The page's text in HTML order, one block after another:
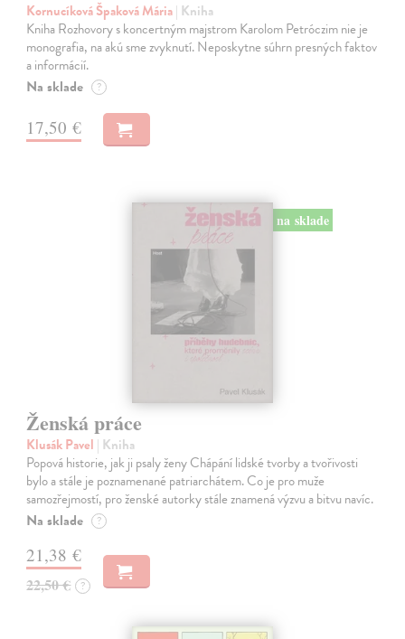
Kornucíková Špaková Mária| Kniha
Kniha Rozhovory s koncertným majstrom Karolom Petróczim nie je
monografia, na akú sme zvyknutí. Neposkytne súhrn presných faktov
a informácií.
Na sklade ?
17,50 €
na sklade
Ženská práce
Klusák Pavel | Kniha
Popová historie, jak ji psaly ženy Chápání lidské tvorby a tvořivosti
bylo a stále je poznamenané patriarchátem. Co je pro muže
samozřejmostí, pro ženské autorky stále znamená výzvu a bitvu navíc.
Na sklade ?
21,38 €
22,50 € ?